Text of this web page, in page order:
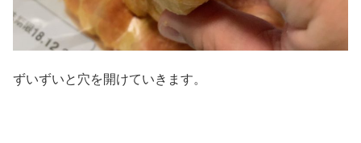
ずいずいと穴を開けていきます。